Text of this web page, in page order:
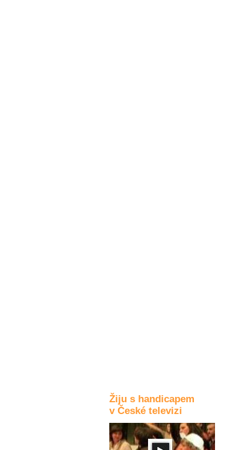
Žiju s handicapem
v České televizi